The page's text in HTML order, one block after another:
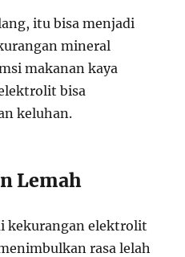
itu bisa menjadi
mineral
makanan kaya
bisa
keluhan.
Lemah
kekurangan elektrolit
rasa lelah